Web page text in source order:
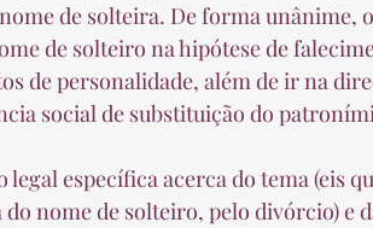
de solteira. De forma unânime,
de solteiro na hipótese de
de personalidade, além de ir na
social de substituição do
nome de solteiro, pelo divórcio) e